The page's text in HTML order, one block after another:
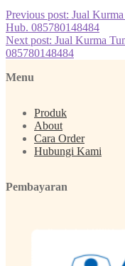
Previous post: Jual
Hub. 085780148484
Next post: Jual Kurma
085780148484
Menu
Produk
About
Cara Order
Hubungi Kami
Pembayaran